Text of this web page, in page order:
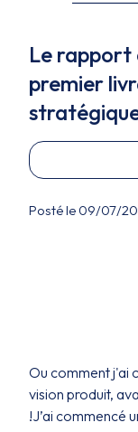
Le rapport
premier
Posté le 09/07/
Ou comment j'ai
vision produit,
!J’ai commencé